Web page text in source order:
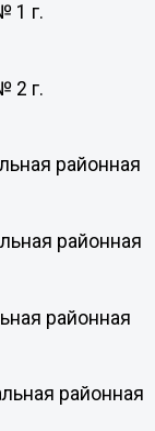
1 г.
2 г.
районная
районная
районная
районная